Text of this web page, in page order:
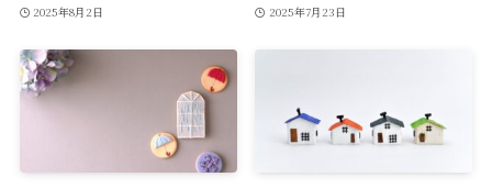
2025年8月2日 2025年7月23日